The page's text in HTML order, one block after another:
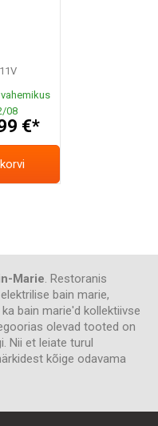
08
€*
Marie. Restoranis
bain marie,
bain marie'd kollektiivse
olevad tooted on
Nii et leiate turul
kõige odavama